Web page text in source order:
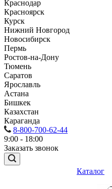
Краснодар
Красноярск
Курск
Нижний Новгород
Новосибирск
Пермь
Ростов-на-Дону
Тюмень
Саратов
Ярославль
Астана
Бишкек
Казахстан
Караганда
8-800-700-62-44
9:00 - 18:00
Заказать звонок
Каталог